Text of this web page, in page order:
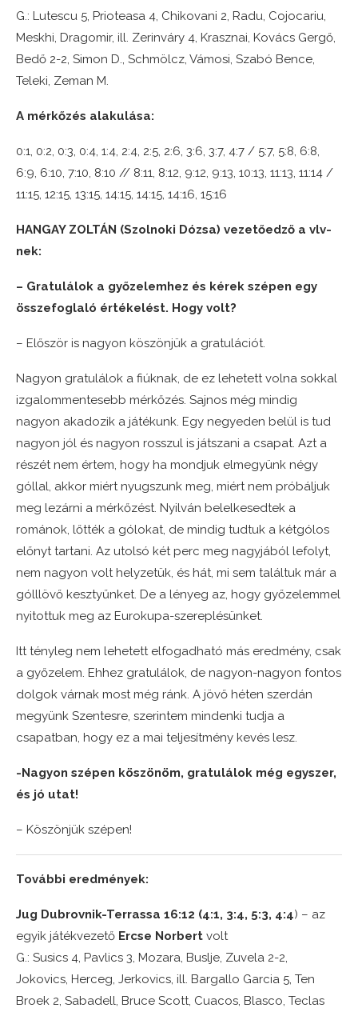
G.: Lutescu 5, Prioteasa 4, Chikovani 2, Radu, Cojocariu,
Meskhi, Dragomir, ill. Zerinváry 4, Krasznai, Kovács Gergő,
Bedő 2-2, Simon D., Schmölcz, Vámosi, Szabó Bence,
Teleki, Zeman M.
A mérkőzés alakulása:
0:1, 0:2, 0:3, 0:4, 1:4, 2:4, 2:5, 2:6, 3:6, 3:7, 4:7 / 5:7, 5:8, 6:8,
6:9, 6:10, 7:10, 8:10 // 8:11, 8:12, 9:12, 9:13, 10:13, 11:13, 11:14 /
11:15, 12:15, 13:15, 14:15, 14:15, 14:16, 15:16
HANGAY ZOLTÁN (Szolnoki Dózsa) vezetőedző a vlv-
nek:
– Gratulálok a győzelemhez és kérek szépen egy
összefoglaló értékelést. Hogy volt?
– Először is nagyon köszönjük a gratulációt.
Nagyon gratulálok a fiúknak, de ez lehetett volna sokkal
izgalommentesebb mérkőzés. Sajnos még mindig
nagyon akadozik a játékunk. Egy negyeden belül is tud
nagyon jól és nagyon rosszul is játszani a csapat. Azt a
részét nem értem, hogy ha mondjuk elmegyünk négy
góllal, akkor miért nyugszunk meg, miért nem próbáljuk
meg lezárni a mérkőzést. Nyilván belelkesedtek a
románok, lőtték a gólokat, de mindig tudtuk a kétgólos
előnyt tartani. Az utolsó két perc meg nagyjából lefolyt,
nem nagyon volt helyzetük, és hát, mi sem találtuk már a
gólllövő kesztyűnket. De a lényeg az, hogy győzelemmel
nyitottuk meg az Eurokupa-szereplésünket.
Itt tényleg nem lehetett elfogadható más eredmény, csak
a győzelem. Ehhez gratulálok, de nagyon-nagyon fontos
dolgok várnak most még ránk. A jövő héten szerdán
megyünk Szentesre, szerintem mindenki tudja a
csapatban, hogy ez a mai teljesítmény kevés lesz.
-Nagyon szépen köszönöm, gratulálok még egyszer,
és jó utat!
– Köszönjük szépen!
További eredmények:
Jug Dubrovnik-Terrassa 16:12 (4:1, 3:4, 5:3, 4:4) – az
egyik játékvezető Ercse Norbert volt
G.: Susics 4, Pavlics 3, Mozara, Buslje, Zuvela 2-2,
Jokovics, Herceg, Jerkovics, ill. Bargallo Garcia 5, Ten
Broek 2, Sabadell, Bruce Scott, Cuacos, Blasco, Teclas